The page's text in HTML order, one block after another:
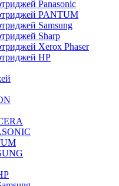
Panasonic
PANTUM
Samsung
Sharp
Xerox Phaser
НР